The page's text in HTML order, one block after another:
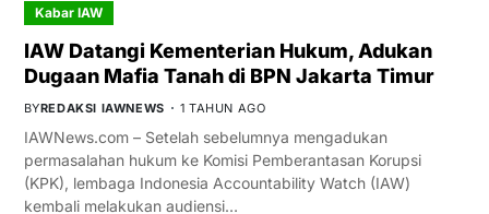
Kabar IAW
IAW Datangi Kementerian Hukum, Adukan
Dugaan Mafia Tanah di BPN Jakarta Timur
BYREDAKSI IAWNEWS 1 TAHUN AGO
IAWNews.com – Setelah sebelumnya mengadukan
permasalahan hukum ke Komisi Pemberantasan Korupsi
(KPK), lembaga Indonesia Accountability Watch (IAW)
kembali melakukan audiensi…